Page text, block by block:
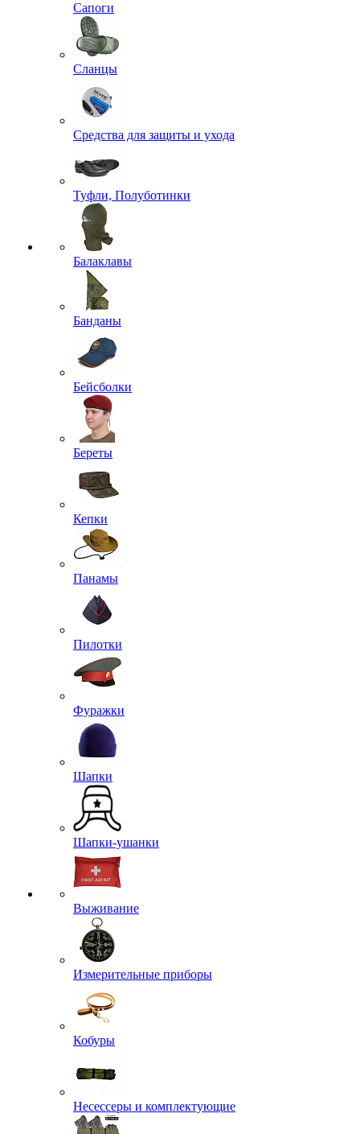
Сапоги
Сланцы
Средства для защиты и ухода
Туфли, Полуботинки
Балаклавы
Банданы
Бейсболки
Береты
Кепки
Панамы
Пилотки
Фуражки
Шапки
Шапки-ушанки
Выживание
Измерительные приборы
Кобуры
Несессеры и комплектующие